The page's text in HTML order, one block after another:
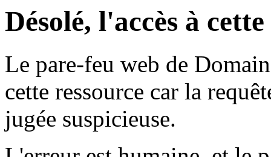
Désolé, l'accès à
Le pare-feu web de
cette ressource car la
jugée suspicieuse.